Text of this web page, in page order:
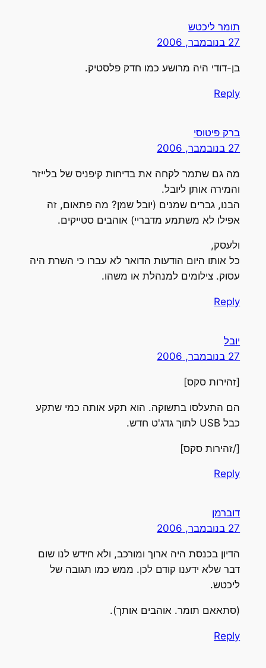
תומר ליכטש
27 בנובמבר, 2006
בן-דודי היה מרושע כמו חדק פלסטיק.
Reply
ברק פיטוסי
27 בנובמבר, 2006
מה גם שתמר לקחה את בדיחות קיפניס של בלייזר
והמירה אותן ליובל.
הבנו, גברים שמנים (יובל שמן? מה פתאום, זה
אפילו לא משתמע מדבריי) אוהבים סטייקים.
ולעסק,
כל אותו היום הודעות הדואר לא עברו כי השרת היה
עסוק. צילומים למנהלת או משהו.
Reply
יובל
27 בנובמבר, 2006
[זהירות סקס]
הם התעלסו בתשוקה. הוא תקע אותה כמי שתקע
כבל USB לתוך גדג'ט חדש.
[/זהירות סקס]
Reply
דוברמן
27 בנובמבר, 2006
הדיון בכנסת היה ארוך ומורכב, ולא חידש לנו שום
דבר שלא ידענו קודם לכן. ממש כמו תגובה של
ליכטש.
(סתאאם תומר. אוהבים אותך).
Reply